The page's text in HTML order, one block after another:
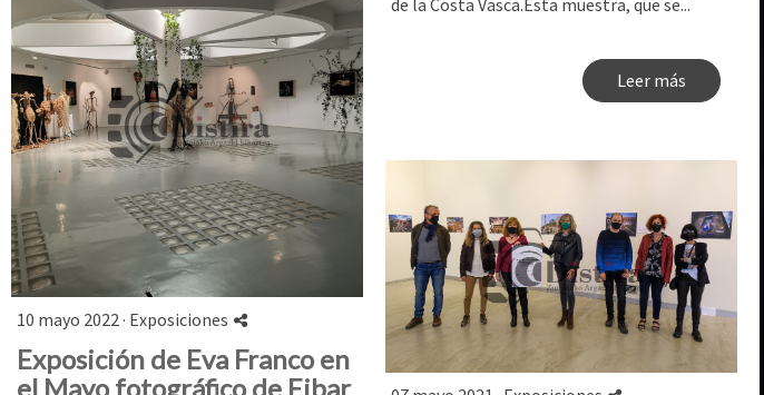
de la Costa Vasca.Esta muestra, que se...
Leer más
10 mayo 2022 · Exposiciones
Exposición de Eva Franco en
el Mayo fotográfico de Eibar